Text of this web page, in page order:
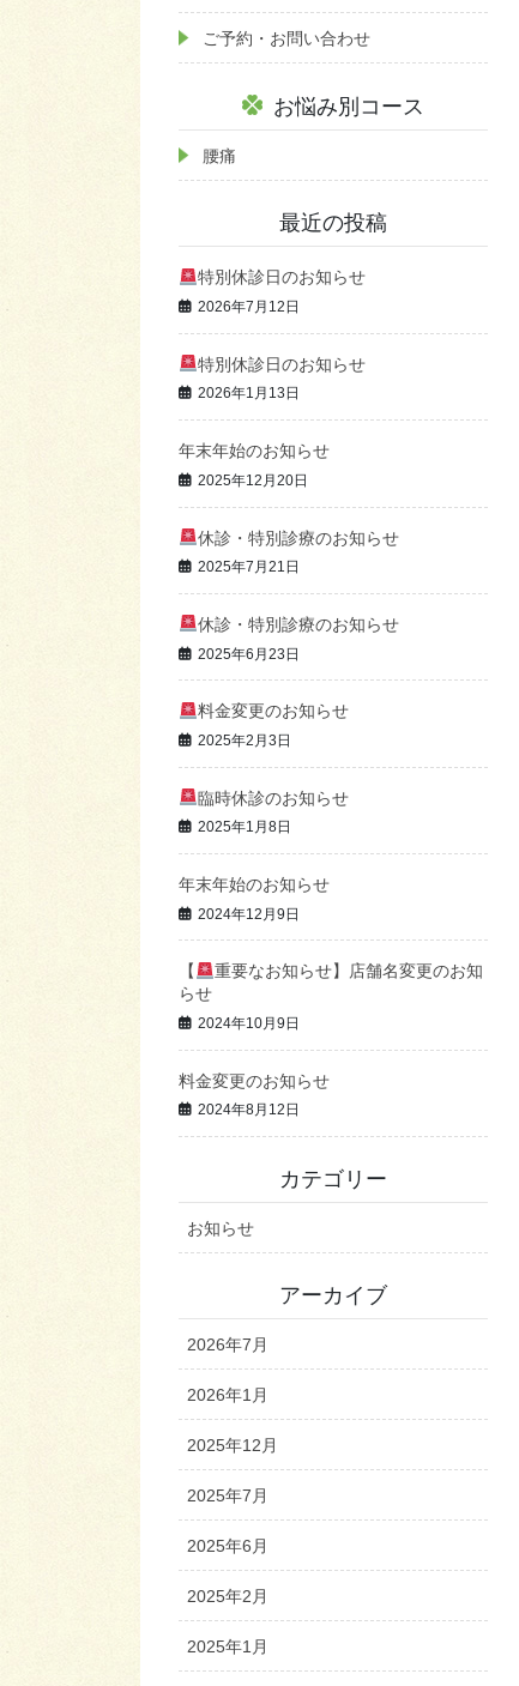
ご予約・お問い合わせ
お悩み別コース
腰痛
最近の投稿
特別休診日のお知らせ
2026年7月12日
特別休診日のお知らせ
2026年1月13日
年末年始のお知らせ
2025年12月20日
休診・特別診療のお知らせ
2025年7月21日
休診・特別診療のお知らせ
2025年6月23日
料金変更のお知らせ
2025年2月3日
臨時休診のお知らせ
2025年1月8日
年末年始のお知らせ
2024年12月9日
【
重要なお知らせ】店舗名変更のお知
らせ
2024年10月9日
料金変更のお知らせ
2024年8月12日
カテゴリー
お知らせ
アーカイブ
2026年7月
2026年1月
2025年12月
2025年7月
2025年6月
2025年2月
2025年1月